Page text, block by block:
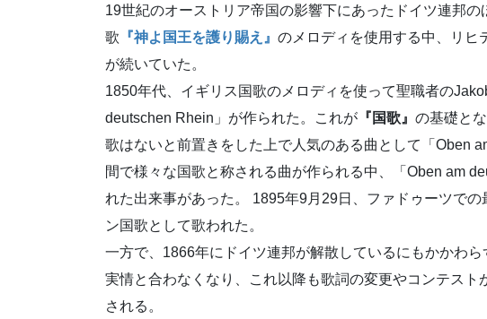
19世紀のオーストリア帝国の影響下にあったドイツ連邦
歌 『神よ国王を護り賜え』 のメロディを使用する中、リヒ
が続いていた。
1850年代、イギリス国歌のメロディを使って聖職者の
deutschen Rhein」が作られた。これが 『国歌』 の基礎と
歌はないと前置きをした上で人気のある曲として「Oben
間で様々な国歌と称される曲が作られる中、「Oben am
れた出来事があった。 1895年9月29日、ファドゥーツで
ン国歌として歌われた。
一方で、1866年にドイツ連邦が解散しているにもかかわ
実情と合わなくなり、これ以降も歌詞の変更やコンテス
される。